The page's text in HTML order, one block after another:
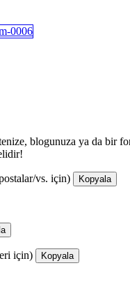
blogunuza ya da bir
vs. için) Kopyala
için) Kopyala